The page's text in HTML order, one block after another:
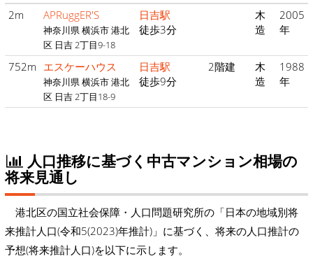
2m
APRuggER'S
神奈川県 横浜市 港北
区 日吉 2丁目9-18
日吉駅
徒歩3分
木
造
2005
年
752m エスケーハウス
神奈川県 横浜市 港北
区 日吉 2丁目18-9
日吉駅
徒歩9分
2階建
木
造
1988
年
人口推移に基づく中古マンション相場の
将来見通し
港北区の国立社会保障・人口問題研究所の「日本の地域別将
来推計人口(令和5(2023)年推計)」に基づく、将来の人口推計の
予想(将来推計人口)を以下に示します。